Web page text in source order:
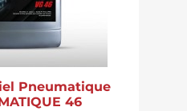
Pneumatique
46